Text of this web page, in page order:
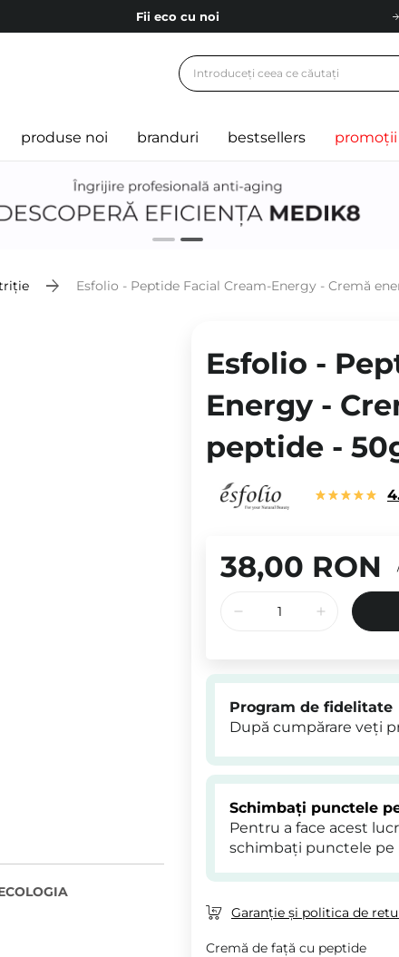
Carduri cadou
Livrare mai ieftină pentru comenzile de la 150 RON!
Fii eco cu noi
produse noi branduri bestsellers promoții
Esfolio - Peptide Facial Cream-Energy - Cremă
Esfolio -
Energy -
peptide -
38,00 RON
Program de fidelitate
După cumpărare veți
Schimbați punctele
Pentru a face acest
schimbați punctele pe
Garanție și politica de
Cremă de față cu peptide